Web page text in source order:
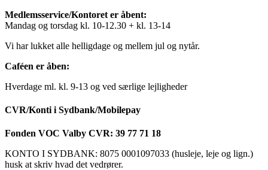
Medlemsservice/Kontoret er åbent:
Mandag og torsdag kl. 10-12.30 + kl. 13-14
Vi har lukket alle helligdage og mellem jul og nytår.
Caféen er åben:
Hverdage ml. kl. 9-13 og ved særlige lejligheder
CVR/Konti i Sydbank/Mobilepay
Fonden VOC Valby CVR: 39 77 71 18
KONTO I SYDBANK: 8075 0001097033 (husleje, leje og lign.)
husk at skriv hvad det vedrører.